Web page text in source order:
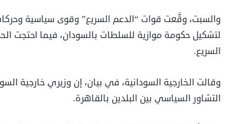
والسبت، وقَّعت قوات “الدعم السريع” وقوى سياسية
لتشكيل حكومة موازية للسلطات بالسودان، فيما احتجت
السريع.
وقالت الخارجية السودانية، في بيان، إن وزيري خارجية
التشاور السياسي بين البلدين بالقاهرة.